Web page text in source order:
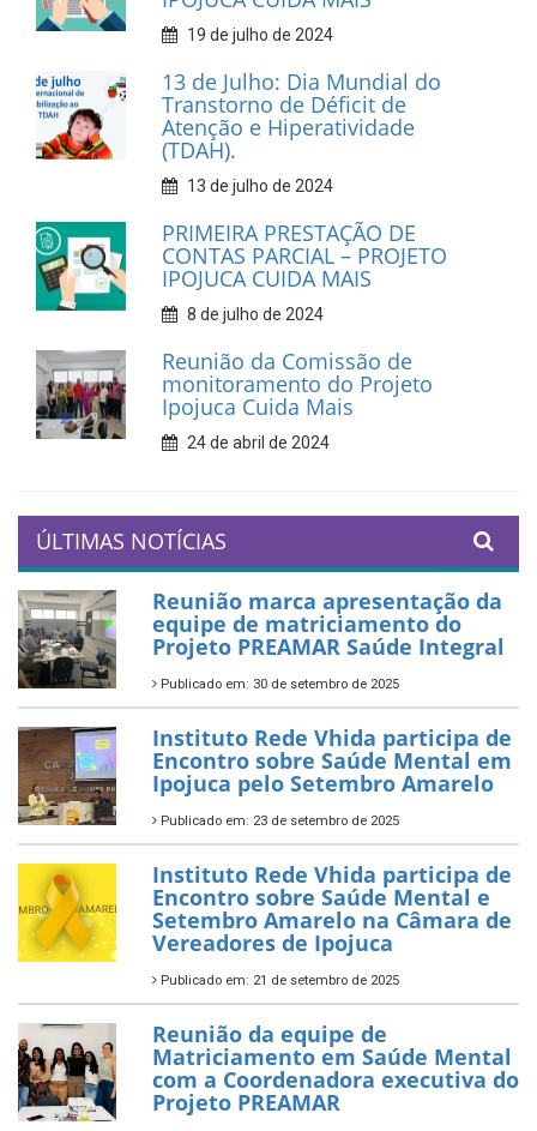
19 de julho de 2024
13 de Julho: Dia Mundial do
Transtorno de Déficit de
Atenção e Hiperatividade
(TDAH).
13 de julho de 2024
PRIMEIRA PRESTAÇÃO DE
CONTAS PARCIAL – PROJETO
IPOJUCA CUIDA MAIS
8 de julho de 2024
Reunião da Comissão de
monitoramento do Projeto
Ipojuca Cuida Mais
24 de abril de 2024
ÚLTIMAS NOTÍCIAS
Reunião marca apresentação da
equipe de matriciamento do
Projeto PREAMAR Saúde Integral
Publicado em: 30 de setembro de 2025
Instituto Rede Vhida participa de
Encontro sobre Saúde Mental em
Ipojuca pelo Setembro Amarelo
Publicado em: 23 de setembro de 2025
Instituto Rede Vhida participa de
Encontro sobre Saúde Mental e
Setembro Amarelo na Câmara de
Vereadores de Ipojuca
Publicado em: 21 de setembro de 2025
Reunião da equipe de
Matriciamento em Saúde Mental
com a Coordenadora executiva do
Projeto PREAMAR